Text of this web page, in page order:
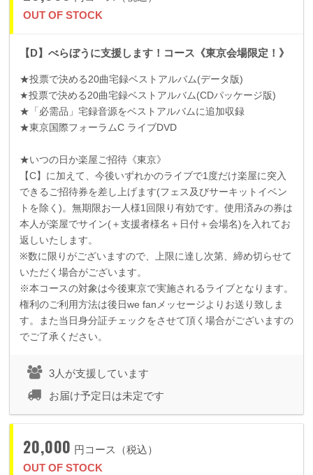
OUT OF STOCK
【D】べらぼうに支援します！コース《東京会場限定！》
★投票で決める20曲宅録ベストアルバム(データ版)
★投票で決める20曲宅録ベストアルバム(CDパッケージ版)
★「必需品」宅録音源をベストアルバムに追加収録
★東京国際フォーラムC ライブDVD
★いつの日か楽屋ご招待《東京》
【C】に加えて、今後いずれかのライブで1 度だけ楽屋に突入
できるご招待券を差し上げます(フェス及びサーキットイベン
トを除く )。無期限お一人様1 回限り有効です。使用済みの券は
本人が楽屋でサイン(＋支援者様名＋日付＋会場名)を入れてお
返しいたします。
※数に限りがございますので、上限に達し次第、締め切らせて
いただく場合がございます。
※本コースの対象は今後東京で実施されるライブとなります。
権利のご利用方法は後日we fanメッセージよりお送り致しま
す。また当日身分証チェックをさせて頂く場合がございますの
でご了承ください。
3人が支援しています
お届け予定日は未定です
20,000 円コース（税込）
OUT OF STOCK